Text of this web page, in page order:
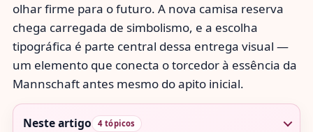
olhar firme para o futuro. A nova camisa reserva
chega carregada de simbolismo, e a escolha
tipográfica é parte central dessa entrega visual —
um elemento que conecta o torcedor à essência da
Mannschaft antes mesmo do apito inicial.
Neste artigo 4 tópicos